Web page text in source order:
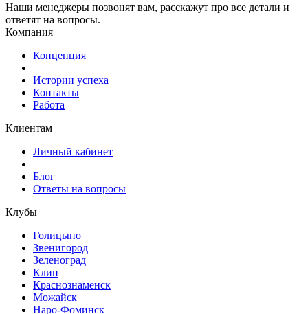
Наши менеджеры позвонят вам, расскажут про все детали и
ответят на вопросы.
Компания
Концепция
Истории успеха
Контакты
Работа
Клиентам
Личный кабинет
Блог
Ответы на вопросы
Клубы
Голицыно
Звенигород
Зеленоград
Клин
Краснознаменск
Можайск
Наро-Фоминск